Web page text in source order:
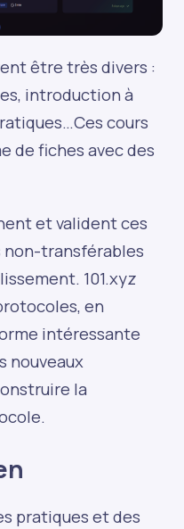
être très divers :
introduction à
cours
de fiches avec des
et valident ces
non-transférables
101.xyz
en
intéressante
nouveaux
la
pratiques et des